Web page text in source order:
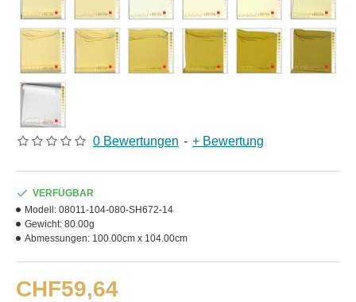
0 Bewertungen - + Bewertung
CHF59,64
VERFÜGBAR
Modell: 08011-104-080-SH672-14
Gewicht: 80.00g
Abmessungen: 100.00cm x 104.00cm